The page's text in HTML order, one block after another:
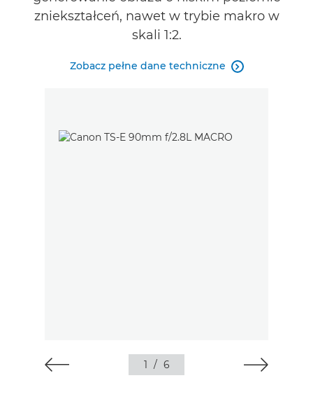
zniekształceń, nawet w trybie makro w
skali 1:2.
Zobacz pełne dane techniczne 
1 / 6